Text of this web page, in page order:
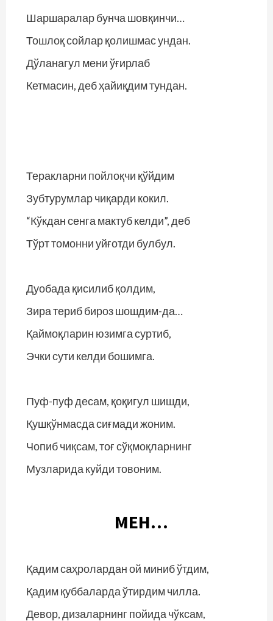
Шаршаралар бунча шовқинчи…
Тошлоқ сойлар қолишмас ундан.
Дўланагул мени ўғирлаб
Кетмасин, деб ҳайиқдим тундан.
Теракларни пойлоқчи қўйдим
Зубтурумлар чиқарди кокил.
“Кўкдан сенга мактуб келди”, деб
Тўрт томонни уйғотди булбул.
Дуобада қисилиб қолдим,
Зира териб бироз шошдим-да…
Қаймоқларин юзимга суртиб,
Эчки сути келди бошимга.
Пуф-пуф десам, қоқигул шишди,
Қушқўнмасда сиғмади жоним.
Чопиб чиқсам, тоғ сўқмоқларнинг
Музларида куйди товоним.
МЕН…
Қадим саҳролардан ой миниб ўтдим,
Қадим қуббаларда ўтирдим чилла.
Девор, дизаларнинг пойида чўксам,